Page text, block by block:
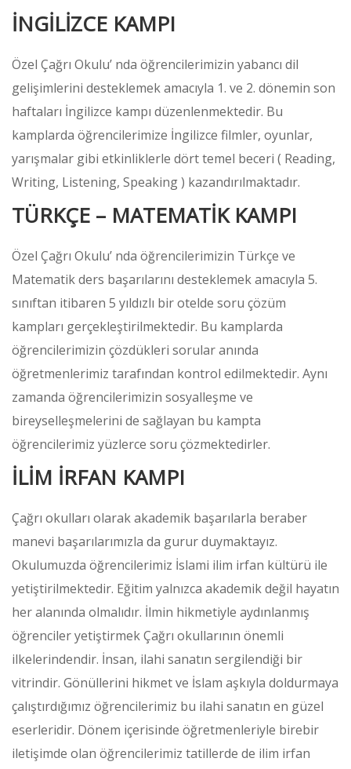
İNGİLİZCE KAMPI
Özel Çağrı Okulu’ nda öğrencilerimizin yabancı dil
gelişimlerini desteklemek amacıyla 1. ve 2. dönemin son
haftaları İngilizce kampı düzenlenmektedir. Bu
kamplarda öğrencilerimize İngilizce filmler, oyunlar,
yarışmalar gibi etkinliklerle dört temel beceri ( Reading,
Writing, Listening, Speaking ) kazandırılmaktadır.
TÜRKÇE – MATEMATİK KAMPI
Özel Çağrı Okulu’ nda öğrencilerimizin Türkçe ve
Matematik ders başarılarını desteklemek amacıyla 5.
sınıftan itibaren 5 yıldızlı bir otelde soru çözüm
kampları gerçekleştirilmektedir. Bu kamplarda
öğrencilerimizin çözdükleri sorular anında
öğretmenlerimiz tarafından kontrol edilmektedir. Aynı
zamanda öğrencilerimizin sosyalleşme ve
bireyselleşmelerini de sağlayan bu kampta
öğrencilerimiz yüzlerce soru çözmektedirler.
İLİM İRFAN KAMPI
Çağrı okulları olarak akademik başarılarla beraber
manevi başarılarımızla da gurur duymaktayız.
Okulumuzda öğrencilerimiz İslami ilim irfan kültürü ile
yetiştirilmektedir. Eğitim yalnızca akademik değil hayatın
her alanında olmalıdır. İlmin hikmetiyle aydınlanmış
öğrenciler yetiştirmek Çağrı okullarının önemli
ilkelerindendir. İnsan, ilahi sanatın sergilendiği bir
vitrindir. Gönüllerini hikmet ve İslam aşkıyla doldurmaya
çalıştırdığımız öğrencilerimiz bu ilahi sanatın en güzel
eserleridir. Dönem içerisinde öğretmenleriyle birebir
iletişimde olan öğrencilerimiz tatillerde de ilim irfan